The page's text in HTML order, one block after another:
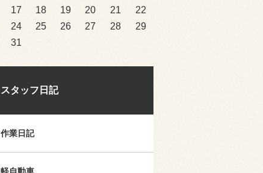
17 18 19 20 21
22
24 25 26 27 28
29
31
スタッフ日記
作業日記